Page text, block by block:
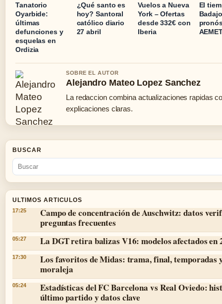
Tanatorio
Oyarbide:
últimas
defunciones y
esquelas en
Ordizia
¿Qué santo es
hoy? Santoral
católico diario
27 abril
Vuelos a Nueva
York – Ofertas
desde 332€ con
Iberia
El
SOBRE EL AUTOR
Alejandro Mateo Lopez Sanchez
La redaccion combina actualizaciones rapidas
explicaciones claras.
BUSCAR
ULTIMOS ARTICULOS
17:25
Campo de concentración de Auschwitz: datos
preguntas frecuentes
05:27 La DGT retira balizas V16: modelos afectados en
17:30
Los favoritos de Midas: trama, final, temporadas
moraleja
05:24
Estadísticas del FC Barcelona vs Real Oviedo:
último partido y datos clave